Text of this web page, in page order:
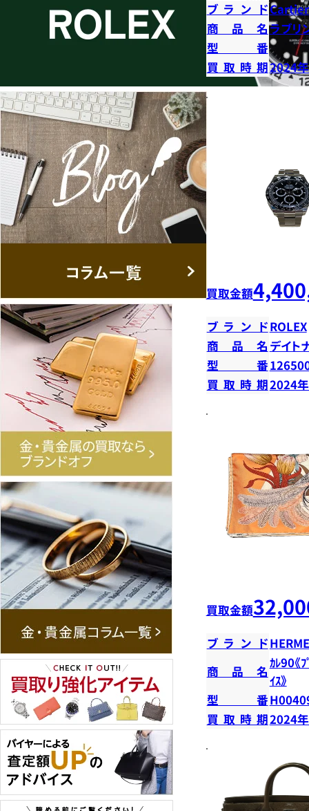
ブランドCartier
商品名ラブリ
型番
買取時期2024
買取金額
ブランドROLEX
商品名 デイト
型番
買取時期2024
買取金額
ブランド
商品名
ｶﾚ90《
ｲｽ》
型番
買取時期2024